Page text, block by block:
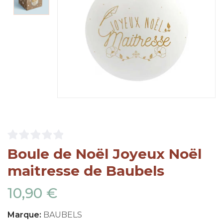
Boule de Noël Joyeux Noël
maitresse de Baubels
10,90 €
Marque: BAUBELS